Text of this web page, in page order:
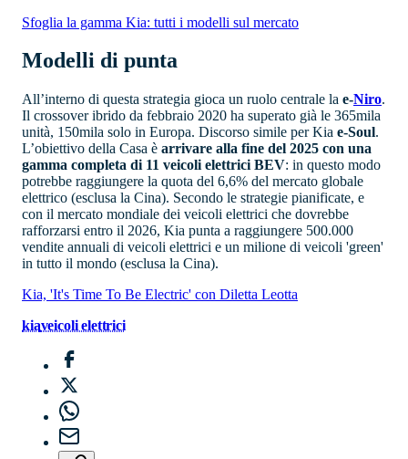
Sfoglia la gamma Kia: tutti i modelli sul mercato
Modelli di punta
All’interno di questa strategia gioca un ruolo centrale la e-Niro.
Il crossover ibrido da febbraio 2020 ha superato già le 365mila
unità, 150mila solo in Europa. Discorso simile per Kia e-Soul.
L’obiettivo della Casa è arrivare alla fine del 2025 con una
gamma completa di 11 veicoli elettrici BEV: in questo modo
potrebbe raggiungere la quota del 6,6% del mercato globale
elettrico (esclusa la Cina). Secondo le strategie pianificate, e
con il mercato mondiale dei veicoli elettrici che dovrebbe
rafforzarsi entro il 2026, Kia punta a raggiungere 500.000
vendite annuali di veicoli elettrici e un milione di veicoli 'green'
in tutto il mondo (esclusa la Cina).
Kia, 'It's Time To Be Electric' con Diletta Leotta
kiaveicoli elettrici